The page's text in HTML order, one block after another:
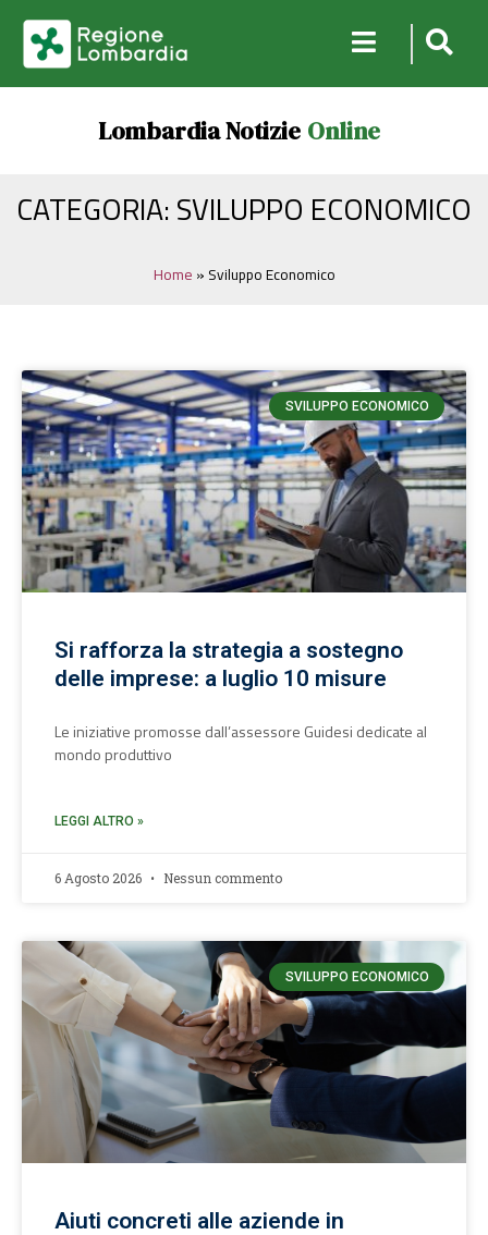
Lombardia Notizie Online
CATEGORIA: SVILUPPO ECONOMICO
Home » Sviluppo Economico
SVILUPPO ECONOMICO
Si rafforza la strategia a sostegno
delle imprese: a luglio 10 misure
Le iniziative promosse dall’assessore Guidesi dedicate al
mondo produttivo
LEGGI ALTRO »
6 Agosto 2026 Nessun commento
SVILUPPO ECONOMICO
Aiuti concreti alle aziende in